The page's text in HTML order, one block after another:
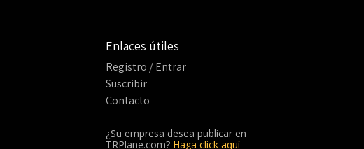
Enlaces útiles
Registro / Entrar
Suscribir
Contacto
¿Su empresa desea publicar en
TRPlane.com? Haga click aquí